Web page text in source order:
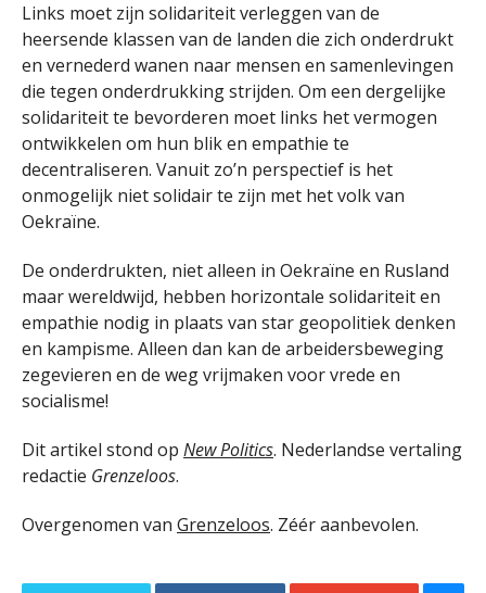
Links moet zijn solidariteit verleggen van de
heersende klassen van de landen die zich onderdrukt
en vernederd wanen naar mensen en samenlevingen
die tegen onderdrukking strijden. Om een dergelijke
solidariteit te bevorderen moet links het vermogen
ontwikkelen om hun blik en empathie te
decentraliseren. Vanuit zo’n perspectief is het
onmogelijk niet solidair te zijn met het volk van
Oekraïne.
De onderdrukten, niet alleen in Oekraïne en Rusland
maar wereldwijd, hebben horizontale solidariteit en
empathie nodig in plaats van star geopolitiek denken
en kampisme. Alleen dan kan de arbeidersbeweging
zegevieren en de weg vrijmaken voor vrede en
socialisme!
Dit artikel stond op New Politics. Nederlandse vertaling
redactie Grenzeloos.
Overgenomen van Grenzeloos. Zéér aanbevolen.